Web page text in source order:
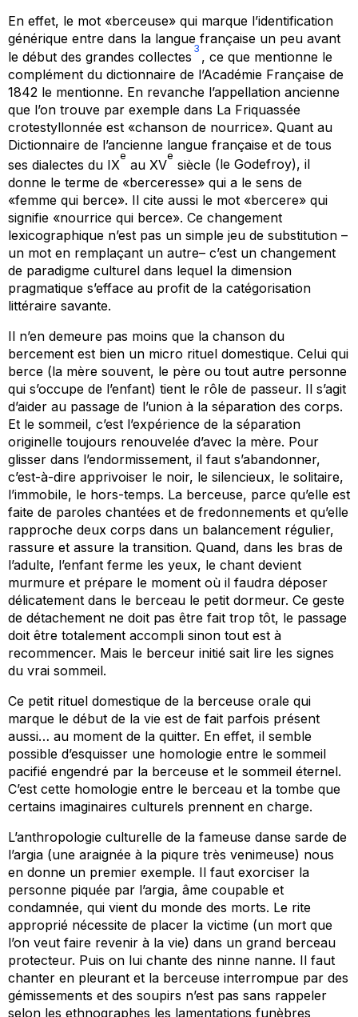
En effet, le mot «berceuse» qui marque l’identification
générique entre dans la langue française un peu avant
le début des grandes collectes
3
, ce que mentionne le
complément du dictionnaire de l’Académie Française de
1842 le mentionne. En revanche l’appellation ancienne
que l’on trouve par exemple dans La Friquassée
crotestyllonnée est «chanson de nourrice». Quant au
Dictionnaire de l’ancienne langue française et de tous
ses dialectes du IX
e
au XV
e
siècle (le Godefroy), il
donne le terme de «berceresse» qui a le sens de
«femme qui berce». Il cite aussi le mot «bercere» qui
signifie «nourrice qui berce». Ce changement
lexicographique n’est pas un simple jeu de substitution –
un mot en remplaçant un autre– c’est un changement
de paradigme culturel dans lequel la dimension
pragmatique s’efface au profit de la catégorisation
littéraire savante.
Il n’en demeure pas moins que la chanson du
bercement est bien un micro rituel domestique. Celui qui
berce (la mère souvent, le père ou tout autre personne
qui s’occupe de l’enfant) tient le rôle de passeur. Il s’agit
d’aider au passage de l’union à la séparation des corps.
Et le sommeil, c’est l’expérience de la séparation
originelle toujours renouvelée d’avec la mère. Pour
glisser dans l’endormissement, il faut s’abandonner,
c’est-à-dire apprivoiser le noir, le silencieux, le solitaire,
l’immobile, le hors-temps. La berceuse, parce qu’elle est
faite de paroles chantées et de fredonnements et qu’elle
rapproche deux corps dans un balancement régulier,
rassure et assure la transition. Quand, dans les bras de
l’adulte, l’enfant ferme les yeux, le chant devient
murmure et prépare le moment où il faudra déposer
délicatement dans le berceau le petit dormeur. Ce geste
de détachement ne doit pas être fait trop tôt, le passage
doit être totalement accompli sinon tout est à
recommencer. Mais le berceur initié sait lire les signes
du vrai sommeil.
Ce petit rituel domestique de la berceuse orale qui
marque le début de la vie est de fait parfois présent
aussi… au moment de la quitter. En effet, il semble
possible d’esquisser une homologie entre le sommeil
pacifié engendré par la berceuse et le sommeil éternel.
C’est cette homologie entre le berceau et la tombe que
certains imaginaires culturels prennent en charge.
L’anthropologie culturelle de la fameuse danse sarde de
l’argia (une araignée à la piqure très venimeuse) nous
en donne un premier exemple. Il faut exorciser la
personne piquée par l’argia, âme coupable et
condamnée, qui vient du monde des morts. Le rite
approprié nécessite de placer la victime (un mort que
l’on veut faire revenir à la vie) dans un grand berceau
protecteur. Puis on lui chante des ninne nanne. Il faut
chanter en pleurant et la berceuse interrompue par des
gémissements et des soupirs n’est pas sans rappeler
selon les ethnographes les lamentations funèbres